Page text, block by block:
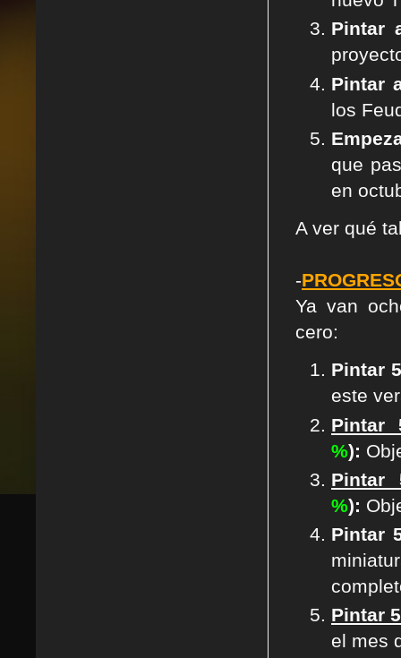
Pintar
Pintar
los
que
en
A ver qué
-
Ya van
cero:
Pintar
este
Pintar
%):
Pintar
%):
Pintar
Pintar
el mes